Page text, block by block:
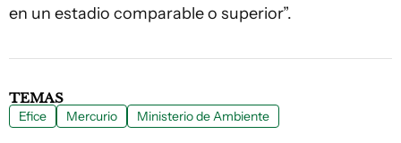
en un estadio comparable o superior”.
TEMAS
Efice Mercurio Ministerio de Ambiente